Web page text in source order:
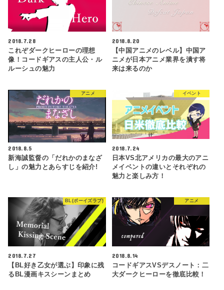
2018.7.28
これぞダークヒーローの理想
像！コードギアスの主人公・ル
ルーシュの魅力
2018.8.20
【中国アニメのレベル】中国ア
ニメが日本アニメ業界を潰す将
来は来るのか
アニメ
2018.8.5
新海誠監督の「だれかのまなざ
し」の魅力とあらすじを紹介!
イベント
2018.7.24
日本VS北アメリカの最大のアニ
メイベントの違いとそれぞれの
魅力と楽しみ方！
BL(ボーイズラブ)
2018.7.27
【BL好き乙女が選ぶ】印象に残
るBL漫画キスシーンまとめ
アニメ
2018.8.14
コードギアスVSデスノート：二
大ダークヒーローを徹底比較！